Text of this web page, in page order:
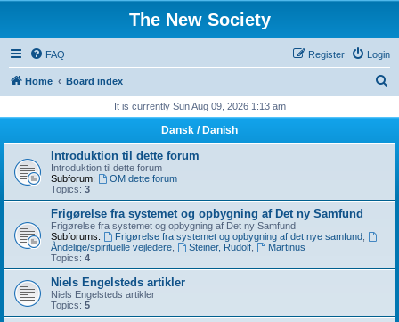
The New Society
FAQ Login
Register
Home Board index
r
It is currently Sun Aug 09, 2026 1:13 am
Dansk / Danish
Introduktion til dette forum
Introduktion til dette forum
Subforum:
OM dette forum
Topics: 3
Frigørelse fra systemet og opbygning af Det ny Samfund
Frigørelse fra systemet og opbygning af Det ny Samfund
Subforums:
Frigørelse fra systemet og opbygning af det nye samfund,
Åndelige/spirituelle vejledere
Steiner, Rudolf,
Martinus
Topics: 4
Niels Engelsteds artikler
Niels Engelsteds artikler
Topics: 5